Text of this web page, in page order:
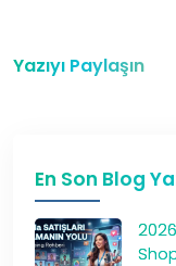
Yazıyı Paylaşın
En Son Blog